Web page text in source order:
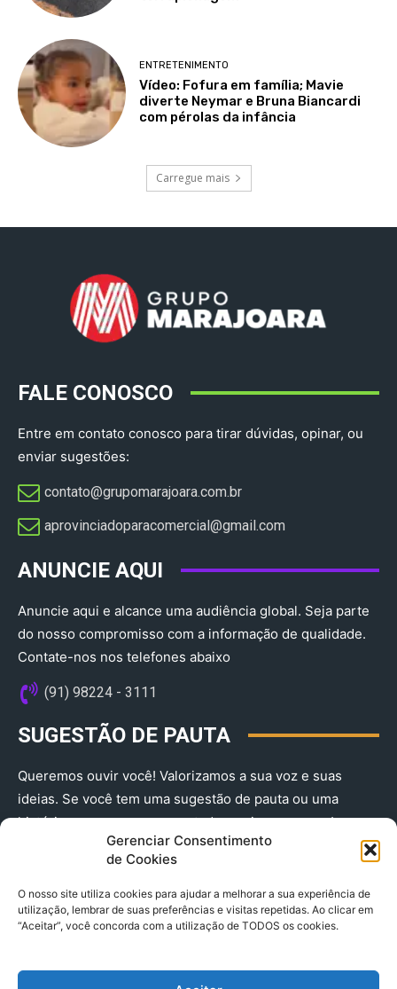
Gerenciar Consentimento
de Cookies
O nosso site utiliza cookies para ajudar a melhorar a sua experiência de
utilização, lembrar de suas preferências e visitas repetidas. Ao clicar em
“Aceitar”, você concorda com a utilização de TODOS os cookies.
ENTRETENIMENTO
Vídeo: Fofura em família; Mavie
diverte Neymar e Bruna Biancardi
com pérolas da infância
Carregue mais
FALE CONOSCO
Entre em contato conosco para tirar dúvidas, opinar, ou
enviar sugestões:
contato@grupomarajoara.com.br
aprovinciadoparacomercial@gmail.com​
ANUNCIE AQUI
Anuncie aqui e alcance uma audiência global. Seja parte
do nosso compromisso com a informação de qualidade.
Contate-nos nos telefones abaixo
(91) 98224 - 3111
SUGESTÃO DE PAUTA
Queremos ouvir você! Valorizamos a sua voz e suas
ideias. Se você tem uma sugestão de pauta ou uma
história que merece ser contada, envie-nos agora!
(91) 98224 - 3111